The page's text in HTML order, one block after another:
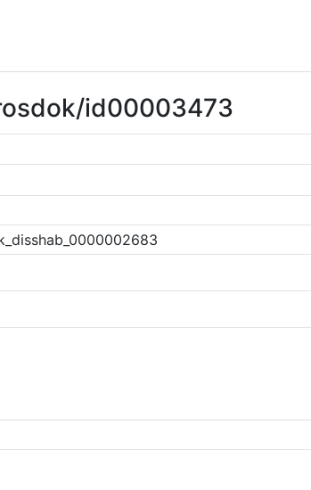
id00003473